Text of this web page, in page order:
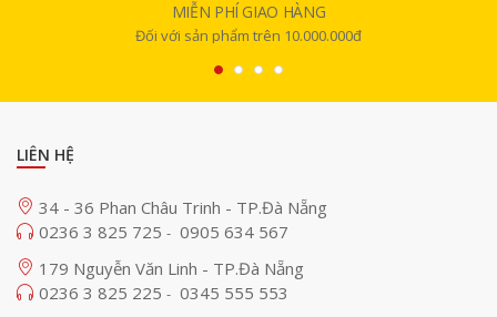
MIỄN PHÍ GIAO HÀNG
Đối với sản phẩm trên 10.000.000đ
LIÊN HỆ
34 - 36 Phan Châu Trinh - TP.Đà Nẵng
0236 3 825 725 - 0905 634 567
179 Nguyễn Văn Linh - TP.Đà Nẵng
0236 3 825 225 - 0345 555 553